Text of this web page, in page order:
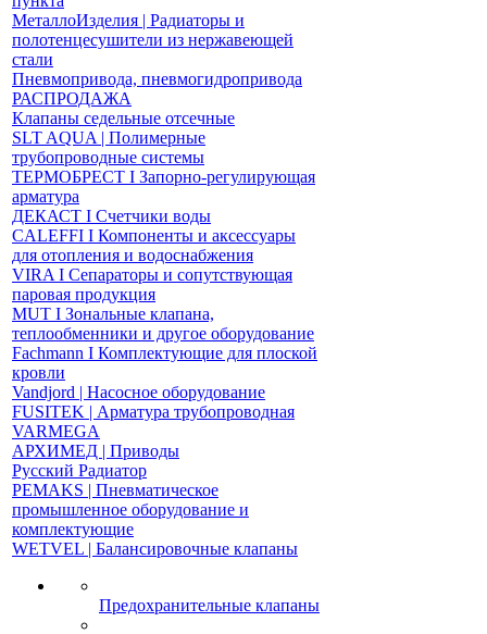
МеталлоИзделия | Радиаторы и
полотенцесушители из нержавеющей
стали
Пневмопривода, пневмогидропривода
РАСПРОДАЖА
Клапаны седельные отсечные
SLT AQUA | Полимерные
трубопроводные системы
ТЕРМОБРЕСТ І Запорно-регулирующая
арматура
ДЕКАСТ І Счетчики воды
CALEFFI І Компоненты и аксессуары
для отопления и водоснабжения
VIRA І Сепараторы и сопутствующая
паровая продукция
MUT І Зональные клапана,
теплообменники и другое оборудование
Fachmann І Комплектующие для плоской
кровли
Vandjord | Насосное оборудование
FUSITEK | Арматура трубопроводная
VARMEGA
АРХИМЕД | Приводы
Русский Радиатор
PEMAKS | Пневматическое
промышленное оборудование и
комплектующие
WETVEL | Балансировочные клапаны
Предохранительные клапаны